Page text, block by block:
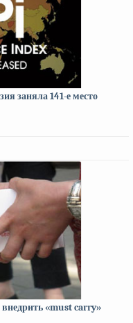
заняла 141-е место
«must carry»